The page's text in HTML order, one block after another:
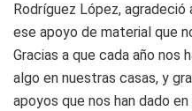
Rodríguez López,
ese apoyo de material que
Gracias a que cada año nos
algo en nuestras casas, y
apoyos que nos han dado